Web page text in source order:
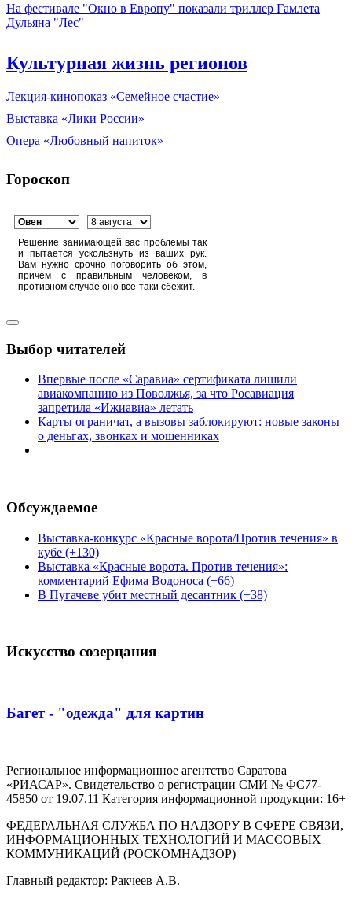
На фестивале "Окно в Европу" показали триллер Гамлета
Дульяна "Лес"
Культурная жизнь регионов
Лекция-кинопоказ «Семейное счастие»
Выставка «Лики России»
Опера «Любовный напиток»
Гороскоп
Решение занимающей вас проблемы так
и пытается ускользнуть из ваших рук.
Вам нужно срочно поговорить об этом,
причем с правильным человеком, в
противном случае оно все-таки сбежит.
Выбор читателей
Впервые после «Саравиа» сертификата лишили
авиакомпанию из Поволжья, за что Росавиация
запретила «Ижиавиа» летать
Карты ограничат, а вызовы заблокируют: новые законы
о деньгах, звонках и мошенниках
Обсуждаемое
Выставка-конкурс «Красные ворота/Против течения» в
кубе (+130)
Выставка «Красные ворота. Против течения»:
комментарий Ефима Водоноса (+66)
В Пугачеве убит местный десантник (+38)
Искусство созерцания
Багет - "одежда" для картин
Региональное информационное агентство Саратова
«РИАСАР». Свидетельство о регистрации СМИ № ФС77-
45850 от 19.07.11 Категория информационной продукции: 16+
ФЕДЕРАЛЬНАЯ СЛУЖБА ПО НАДЗОРУ В СФЕРЕ СВЯЗИ,
ИНФОРМАЦИОННЫХ ТЕХНОЛОГИЙ И МАССОВЫХ
КОММУНИКАЦИЙ (РОСКОМНАДЗОР)
Главный редактор: Ракчеев А.В.